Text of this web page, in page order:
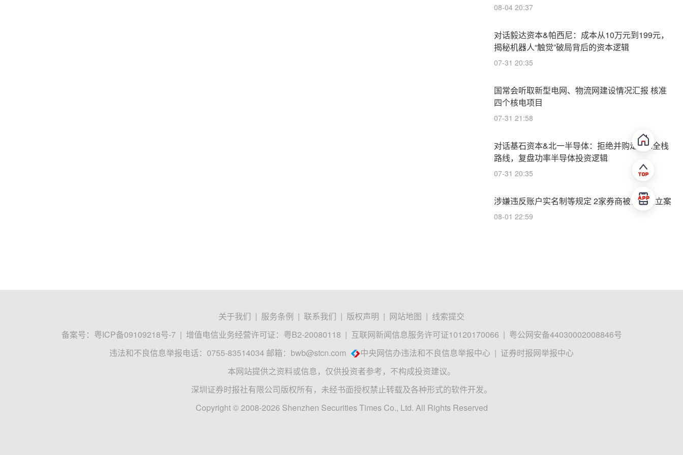
08-04 20:37
对话毅达资本&帕西尼：成本从10万元到199元，
揭秘机器人“触觉”破局背后的资本逻辑
07-31 20:35
国常会听取新型电网、物流网建设情况汇报 核准
四个核电项目
07-31 21:58
对话基石资本&北一半导体：拒绝并购走IDM全栈
路线，复盘功率半导体投资逻辑
07-31 20:35
涉嫌违反账户实名制等规定 2家券商被证监会立案
08-01 22:59
关于我们 | 服务条例 | 联系我们 | 版权声明 | 网站地图 | 线索提交
备案号： 粤ICP备09109218号-7 | 增值电信业务经营许可证：粤B2-20080118 | 互联网新闻信息服务许可证10120170066 | 粤公网安备44030002008846号
违法和不良信息举报电话：0755-83514034 邮箱： bwb@stcn.com 中央网信办违法和不良信息举报中心 | 证券时报网举报中心
本网站提供之资料或信息，仅供投资者参考，不构成投资建议。
深圳证券时报社有限公司版权所有，未经书面授权禁止转载及各种形式的软件开发。
Copyright © 2008-2026 Shenzhen Securities Times Co., Ltd. All Rights Reserved